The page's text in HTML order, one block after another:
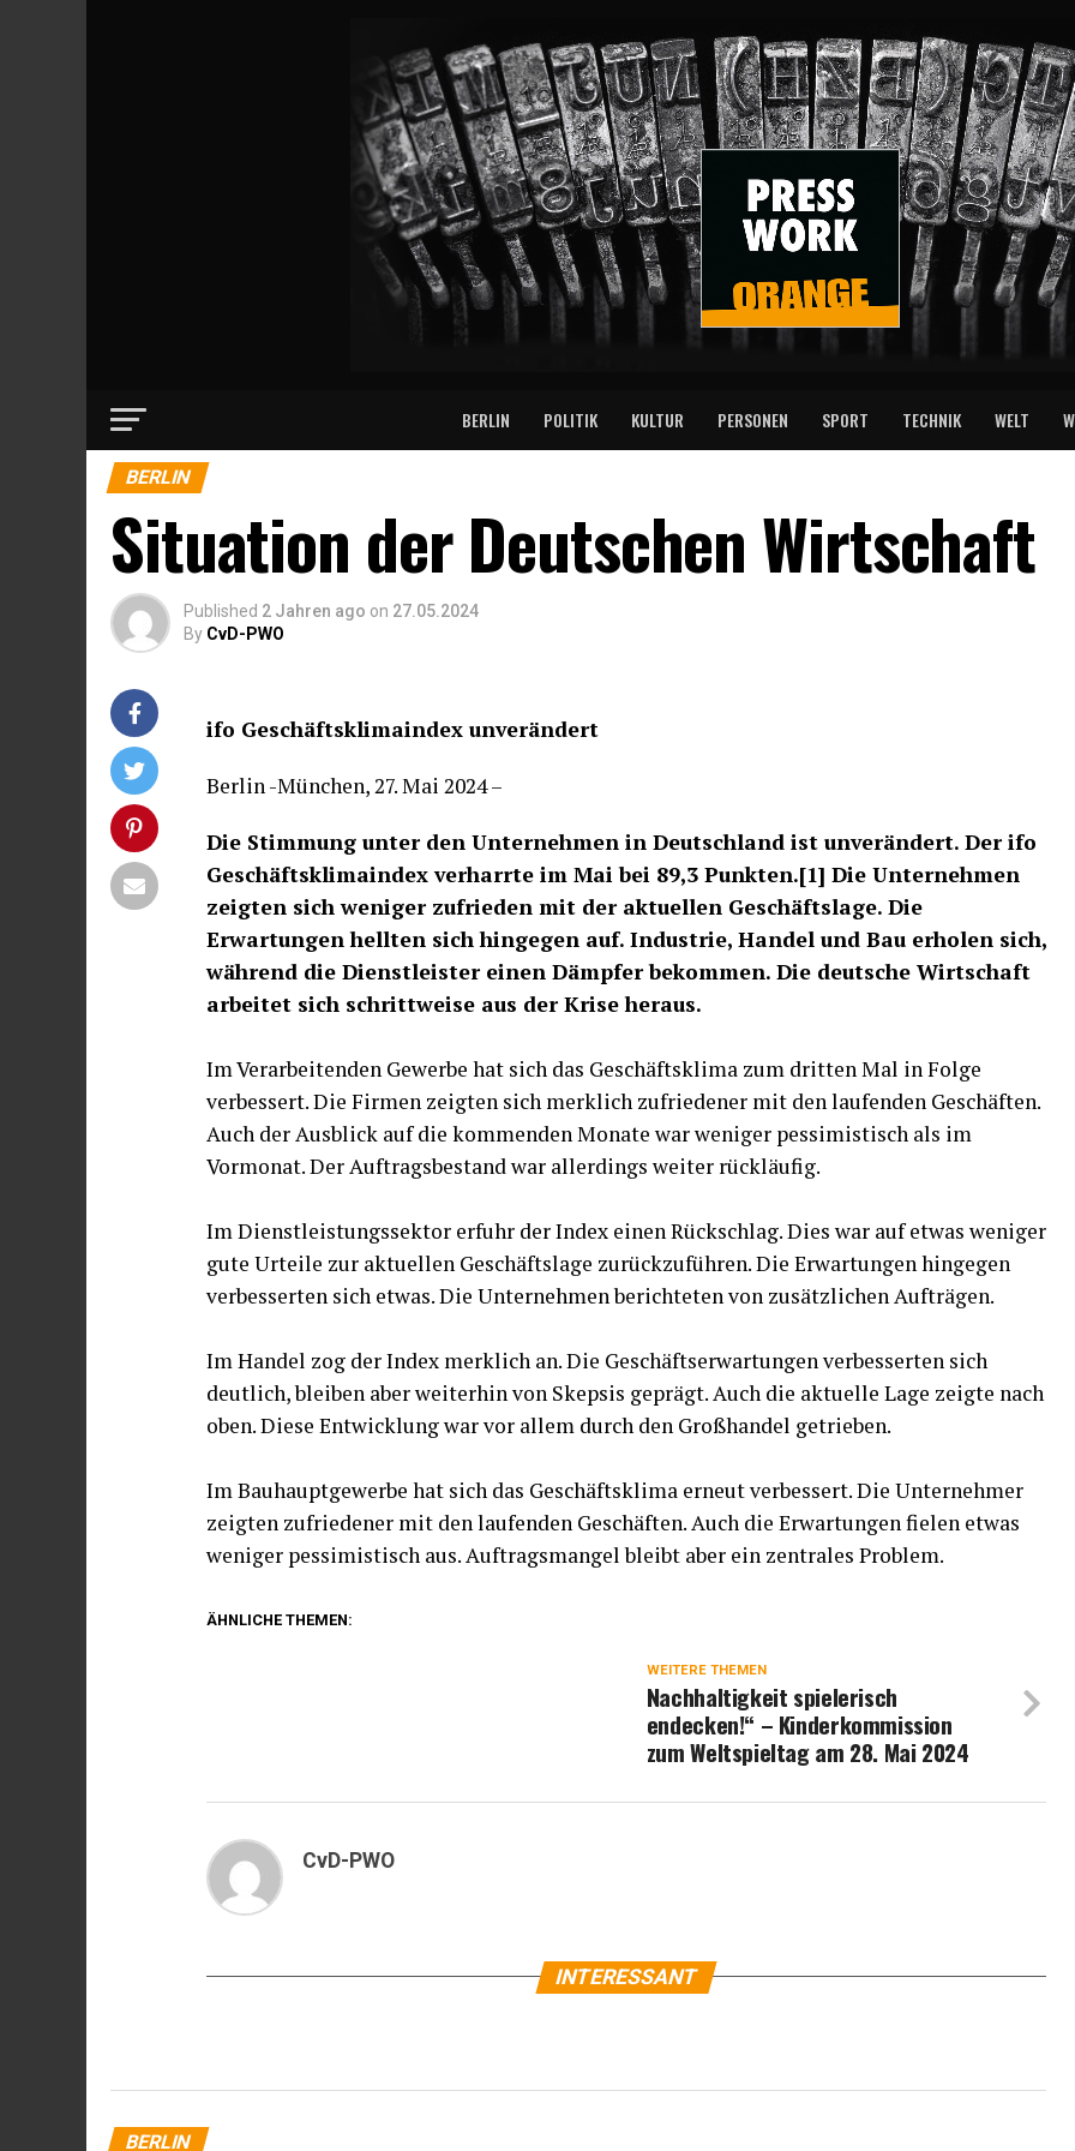
BERLIN POLITIK KULTUR PERSONEN SPORT TECHNIK WELT
BERLIN
Situation der Deutschen Wirtschaft
Published 2 Jahren ago on 27.05.2024
By CvD-PWO
ifo Geschäftsklimaindex unverändert
Berlin -München, 27. Mai 2024 –
Die Stimmung unter den Unternehmen in Deutschland ist unverändert. Der ifo
Geschäftsklimaindex verharrte im Mai bei 89,3 Punkten.[1] Die Unternehmen
zeigten sich weniger zufrieden mit der aktuellen Geschäftslage. Die
Erwartungen hellten sich hingegen auf. Industrie, Handel und Bau erholen sich,
während die Dienstleister einen Dämpfer bekommen. Die deutsche Wirtschaft
arbeitet sich schrittweise aus der Krise heraus.
Im Verarbeitenden Gewerbe hat sich das Geschäftsklima zum dritten Mal in Folge
verbessert. Die Firmen zeigten sich merklich zufriedener mit den laufenden Geschäften.
Auch der Ausblick auf die kommenden Monate war weniger pessimistisch als im
Vormonat. Der Auftragsbestand war allerdings weiter rückläufig.
Im Dienstleistungssektor erfuhr der Index einen Rückschlag. Dies war auf etwas weniger
gute Urteile zur aktuellen Geschäftslage zurückzuführen. Die Erwartungen hingegen
verbesserten sich etwas. Die Unternehmen berichteten von zusätzlichen Aufträgen.
Im Handel zog der Index merklich an. Die Geschäftserwartungen verbesserten sich
deutlich, bleiben aber weiterhin von Skepsis geprägt. Auch die aktuelle Lage zeigte nach
oben. Diese Entwicklung war vor allem durch den Großhandel getrieben.
Im Bauhauptgewerbe hat sich das Geschäftsklima erneut verbessert. Die Unternehmer
zeigten zufriedener mit den laufenden Geschäften. Auch die Erwartungen fielen etwas
weniger pessimistisch aus. Auftragsmangel bleibt aber ein zentrales Problem.
ÄHNLICHE THEMEN:
WEITERE THEMEN
Nachhaltigkeit spielerisch
endecken!“ – Kinderkommission
zum Weltspieltag am 28. Mai 2024
CvD-PWO
INTERESSANT
BERLIN